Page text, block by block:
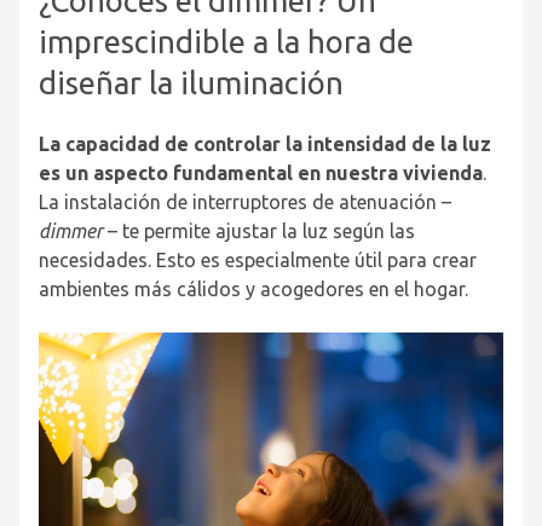
imprescindible a la hora de
diseñar la iluminación
La capacidad de controlar la intensidad de la luz
es un aspecto fundamental en nuestra vivienda.
La instalación de interruptores de atenuación –
dimmer– te permite ajustar la luz según las
necesidades. Esto es especialmente útil para crear
ambientes más cálidos y acogedores en el hogar.